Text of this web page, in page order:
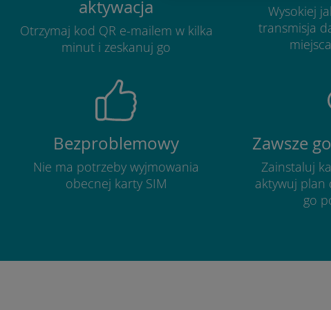
aktywacja
Otrzymaj kod QR e-mailem w kilka
minut i zeskanuj go
Wysokiej
transmisja
Bezproblemowy
Nie ma potrzeby wyjmowania
obecnej karty SIM
Zawsze
Zainstaluj
aktywuj plan
go